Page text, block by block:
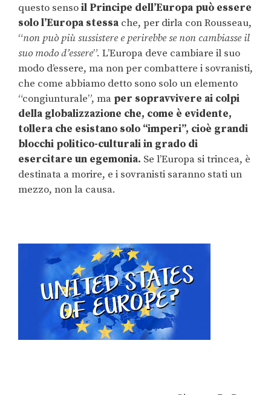
questo sensoil Principe dell’Europa può essere
solo l’Europa stessa che, per dirla con Rousseau,
“non può più sussistere e perirebbe se non cambiasse il
suo modo d’essere”. L’Europa deve cambiare il suo
modo d’essere, ma non per combattere i sovranisti,
che come abbiamo detto sono solo un elemento
“congiunturale”, ma per sopravvivere ai colpi
della globalizzazione che, come è evidente,
tollera che esistano solo “imperi”, cioè grandi
blocchi politico-culturali in grado di
esercitare un egemonia. Se l’Europa si trincea, è
destinata a morire, e i sovranisti saranno stati un
mezzo, non la causa.